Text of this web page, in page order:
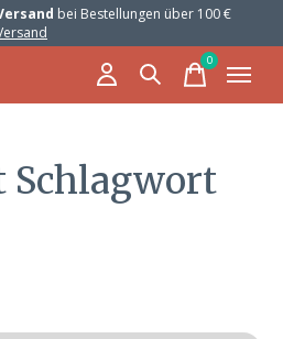
bei Bestellungen über 100 €
0items